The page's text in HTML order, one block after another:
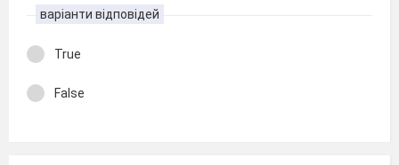
варіанти відповідей
True
False